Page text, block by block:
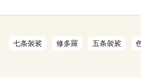
七条袈裟 修多羅 五条袈裟